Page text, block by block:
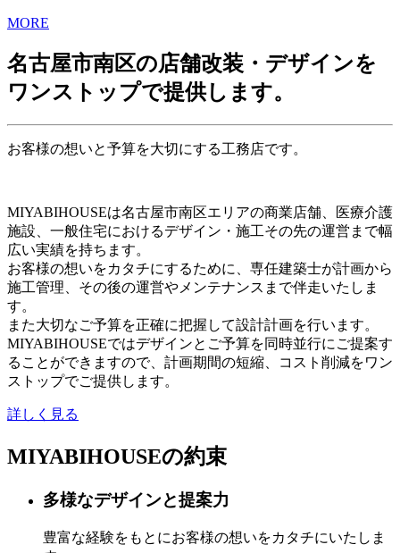
MORE
名古屋市南区の店舗改装・デザインを
ワンストップで提供します。
お客様の想いと予算を大切にする工務店です。
MIYABIHOUSEは名古屋市南区エリアの商業店舗、医療介護
施設、一般住宅におけるデザイン・施工その先の運営まで幅
広い実績を持ちます。
お客様の想いをカタチにするために、専任建築士が計画から
施工管理、その後の運営やメンテナンスまで伴走いたしま
す。
また大切なご予算を正確に把握して設計計画を行います。
MIYABIHOUSEではデザインとご予算を同時並行にご提案す
ることができますので、計画期間の短縮、コスト削減をワン
ストップでご提供します。
詳しく見る
MIYABIHOUSEの約束
多様なデザインと提案力
豊富な経験をもとにお客様の想いをカタチにいたしま